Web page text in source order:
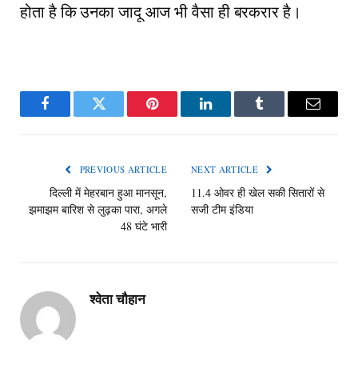
होता है कि उनका जादू आज भी वैसा ही बरकरार है।
FacebookTwitter Pinterest LinkedInTumblr Email
PREVIOUS ARTICLE
दिल्ली में मेहरबान हुआ मानसून,
झमाझम बारिश से लुढ़का पारा, अगले
48 घंटे भारी
NEXT ARTICLE
11.4 ओवर ही खेल सकी सितारों से
सजी टीम इंडिया
श्वेता चौहान